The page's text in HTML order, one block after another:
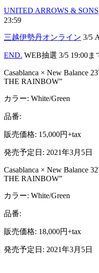
UNITED ARROWS & SONS
23:59
三越伊勢丹オンライン 3/5
END. WEB抽選 3/5 19:00ま
Casablanca × New Balance
THE RAINBOW”
カラー: White/Green
品番:
販売価格: 15,000円+tax
発売予定日: 2021年3月5日
Casablanca × New Balance
THE RAINBOW”
カラー: White/Green
品番:
販売価格: 18,000円+tax
発売予定日: 2021年3月5日